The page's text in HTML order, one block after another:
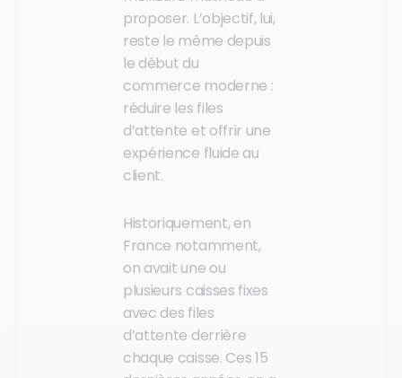
proposer. L’objectif, lui,
reste le même depuis
le début du
commerce moderne :
réduire les files
d’attente et offrir une
expérience fluide au
client.
Historiquement, en
France notamment,
on avait une ou
plusieurs caisses fixes
avec des files
d’attente derrière
chaque caisse. Ces 15